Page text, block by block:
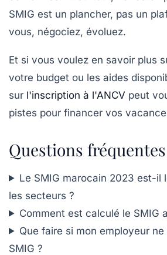
SMIG est un plancher, pas un
vous, négociez, évoluez.
Et si vous voulez en savoir plus
votre budget ou les aides
sur l'inscription à l'ANCV peut
pistes pour financer vos
Questions fréquentes
Le SMIG marocain 2023 est-il
les secteurs ?
Comment est calculé le SMIG
Que faire si mon employeur
SMIG ?